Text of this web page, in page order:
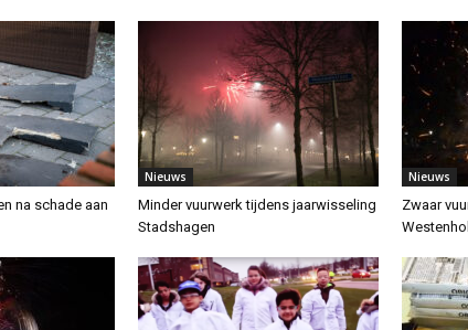
na schade aan
Nieuws
Minder vuurwerk tijdens jaarwisseling
Stadshagen
Nieuws
Zwaar